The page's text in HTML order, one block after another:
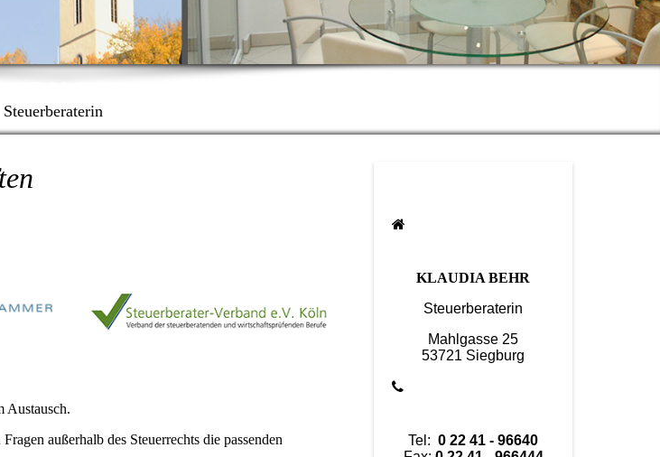
Steuerberaterin
Austausch.
außerhalb des Steuerrechts die passenden
KLAUDIA BEHR
Steuerberaterin
Mahlgasse 25
53721 Siegburg
Tel: 0 22 41 - 96640